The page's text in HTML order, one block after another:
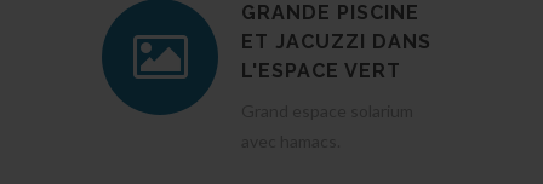
GRANDE PISCINE
ET JACUZZI DANS
L'ESPACE VERT